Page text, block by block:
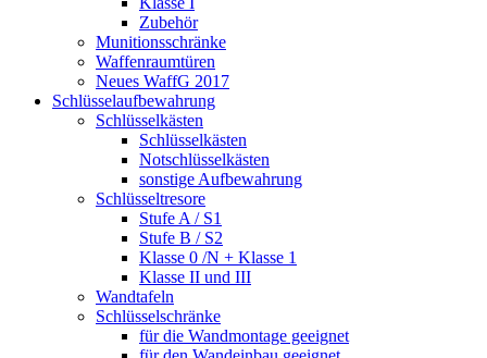
Zubehör
Munitionsschränke
Waffenraumtüren
Neues WaffG 2017
Schlüsselaufbewahrung
Schlüsselkästen
Schlüsselkästen
Notschlüsselkästen
sonstige Aufbewahrung
Schlüsseltresore
Stufe A / S1
Stufe B / S2
Klasse 0 /N + Klasse 1
Klasse II und III
Wandtafeln
Schlüsselschränke
für die Wandmontage geeignet